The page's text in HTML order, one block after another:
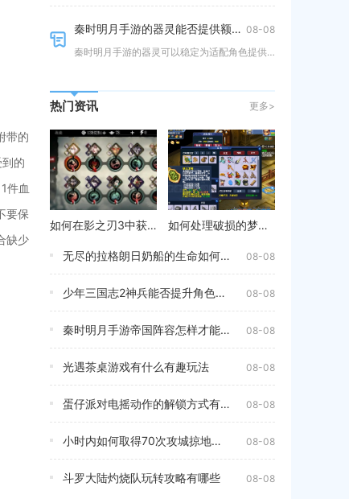
带的
的
件血
要保
缺少
秦时明月手游的器灵能否提供额外的能力 08-08
秦时明月手游的器灵可以稳定为适配角色提供多重实战额外能力，不只是基础数值加成，还包含专属战斗技能、阵容联动增益、特殊战斗
热门资讯 更多>
如何在影之刃3中获得暗魔之力套装 如何处理破损的梦幻西游灵饰
无尽的拉格朗日奶船的生命如何补足 08-08
少年三国志2神兵能否提升角色实力 08-08
秦时明月手游帝国阵容怎样才能达到最佳效果 08-08
光遇茶桌游戏有什么有趣玩法 08-08
蛋仔派对电摇动作的解锁方式有哪些 08-08
小时内如何取得70次攻城掠地胜利 08-08
斗罗大陆灼烧队玩转攻略有哪些 08-08